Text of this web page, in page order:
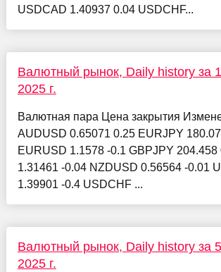
USDCAD 1.40937 0.04 USDCHF...
Валютный рынок, Daily history за
2025 г.
Валютная пара Цена закрытия
AUDUSD 0.65071 0.25 EURJPY
EURUSD 1.1578 -0.1 GBPJPY 204.458
1.31461 -0.04 NZDUSD 0.56564 -0.01
1.39901 -0.4 USDCHF ...
Валютный рынок, Daily history за
2025 г.